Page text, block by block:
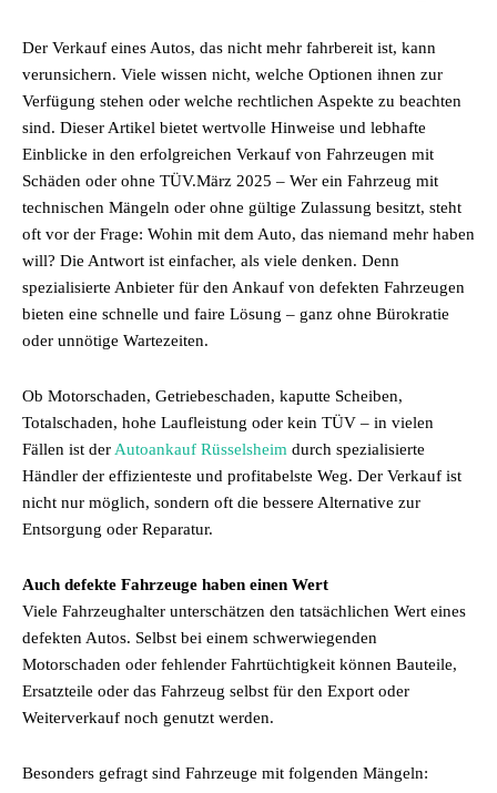
Der Verkauf eines Autos, das nicht mehr fahrbereit ist, kann
verunsichern. Viele wissen nicht, welche Optionen ihnen zur
Verfügung stehen oder welche rechtlichen Aspekte zu beachten
sind. Dieser Artikel bietet wertvolle Hinweise und lebhafte
Einblicke in den erfolgreichen Verkauf von Fahrzeugen mit
Schäden oder ohne TÜV.März 2025 – Wer ein Fahrzeug mit
technischen Mängeln oder ohne gültige Zulassung besitzt, steht
oft vor der Frage: Wohin mit dem Auto, das niemand mehr haben
will? Die Antwort ist einfacher, als viele denken. Denn
spezialisierte Anbieter für den Ankauf von defekten Fahrzeugen
bieten eine schnelle und faire Lösung – ganz ohne Bürokratie
oder unnötige Wartezeiten.
Ob Motorschaden, Getriebeschaden, kaputte Scheiben,
Totalschaden, hohe Laufleistung oder kein TÜV – in vielen
Fällen ist der Autoankauf Rüsselsheim durch spezialisierte
Händler der effizienteste und profitabelste Weg. Der Verkauf ist
nicht nur möglich, sondern oft die bessere Alternative zur
Entsorgung oder Reparatur.
Auch defekte Fahrzeuge haben einen Wert
Viele Fahrzeughalter unterschätzen den tatsächlichen Wert eines
defekten Autos. Selbst bei einem schwerwiegenden
Motorschaden oder fehlender Fahrtüchtigkeit können Bauteile,
Ersatzteile oder das Fahrzeug selbst für den Export oder
Weiterverkauf noch genutzt werden.
Besonders gefragt sind Fahrzeuge mit folgenden Mängeln: